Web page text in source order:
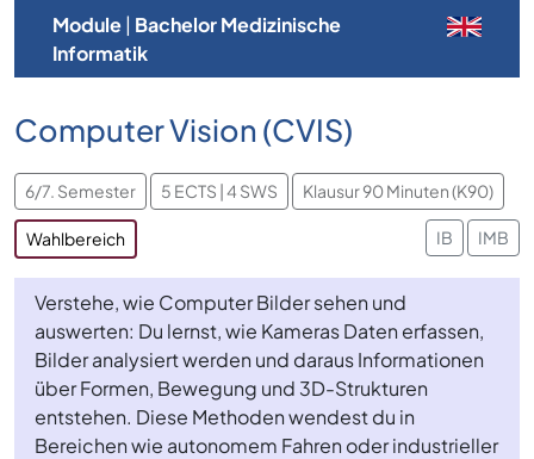
Module| Bachelor Medizinische
Informatik
Computer Vision (CVIS)
6/7. Semester 5 ECTS | 4 SWS Klausur 90 Minuten (K90)
Wahlbereich IB IMB
Verstehe, wie Computer Bilder sehen und
auswerten: Du lernst, wie Kameras Daten erfassen,
Bilder analysiert werden und daraus Informationen
über Formen, Bewegung und 3D-Strukturen
entstehen. Diese Methoden wendest du in
Bereichen wie autonomem Fahren oder industrieller